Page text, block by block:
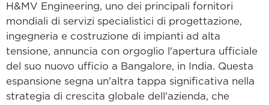
H&MV Engineering, uno dei principali fornitori
mondiali di servizi specialistici di progettazione,
ingegneria e costruzione di impianti ad alta
tensione, annuncia con orgoglio l'apertura ufficiale
del suo nuovo ufficio a Bangalore, in India. Questa
espansione segna un'altra tappa significativa nella
strategia di crescita globale dell'azienda, che